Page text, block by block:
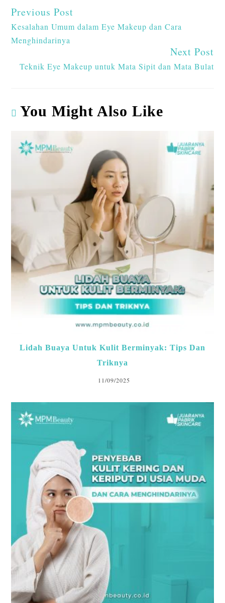
p k
Previous Post
Kesalahan Umum dalam Eye Makeup dan Cara
Menghindarinya
Next Post
Teknik Eye Makeup untuk Mata Sipit dan Mata Bulat
You Might Also Like
Lidah Buaya Untuk Kulit Berminyak: Tips Dan
Triknya
11/09/2025